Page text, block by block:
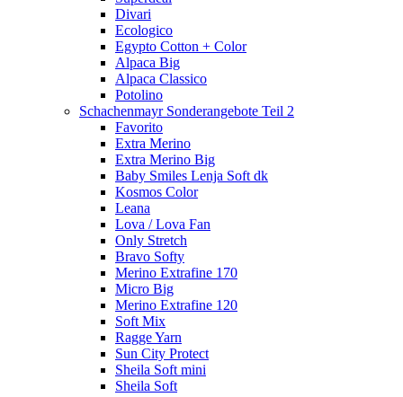
Divari
Ecologico
Egypto Cotton + Color
Alpaca Big
Alpaca Classico
Potolino
Schachenmayr Sonderangebote Teil 2
Favorito
Extra Merino
Extra Merino Big
Baby Smiles Lenja Soft dk
Kosmos Color
Leana
Lova / Lova Fan
Only Stretch
Bravo Softy
Merino Extrafine 170
Micro Big
Merino Extrafine 120
Soft Mix
Ragge Yarn
Sun City Protect
Sheila Soft mini
Sheila Soft